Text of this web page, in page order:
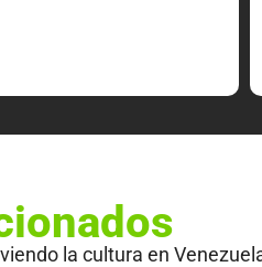
la cultura en